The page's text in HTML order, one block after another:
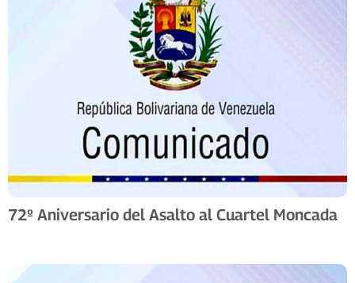
72º Aniversario del Asalto al Cuartel Moncada